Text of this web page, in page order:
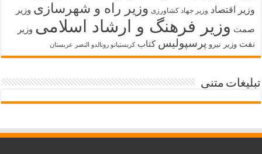
وزیر اقتصاد وزیر جهاد کشاورزی وزیر راه و شهرسازی وزیر
صمت وزیر فرهنگ و ارشاد اسلامی وزیر
نفت وزیر نیرو پرسپولیس کتاب کریستیانو رونالدو النصر عربستان
تبلیغات متنی